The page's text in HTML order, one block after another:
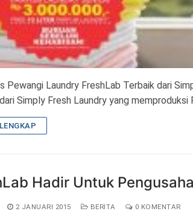
Pewangi Laundry FreshLab Terbaik dari
Simply Fresh Laundry yang
Hadir Untuk
2 JANUARI 2015 BERITA 0 KOMENTAR